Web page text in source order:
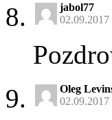
jabol77
02.09.2017
Oleg
02.09.2017